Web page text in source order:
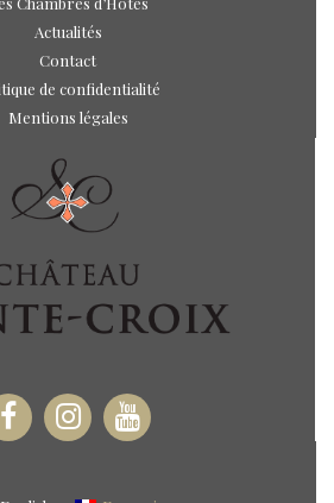
Actualités
Contact
de confidentialité
Mentions légales